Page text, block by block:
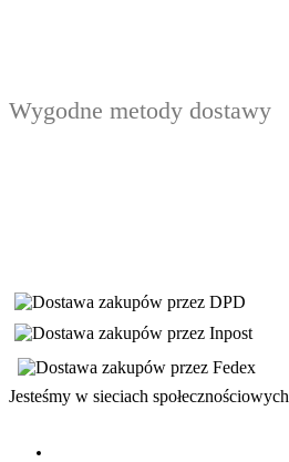
Wygodne metody dostawy
Jesteśmy w sieciach społecznościowych